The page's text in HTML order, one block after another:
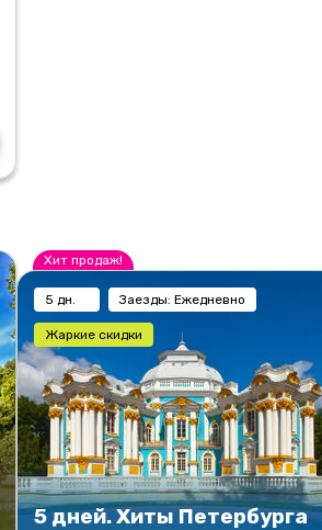
Хит продаж!
5 дн. Заезды: Ежедневно
Жаркие скидки
5 дней. Хиты Петербурга